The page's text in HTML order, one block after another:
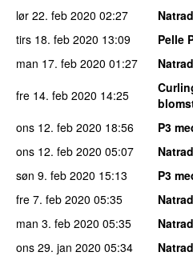
lør 22. feb 2020 02:27
tirs 18. feb 2020 13:09
Pelle
man 17. feb 2020 01:27
fre 14. feb 2020 14:25
ons 12. feb 2020 18:56
P3
ons 12. feb 2020 05:07
søn 9. feb 2020 15:13
P3
fre 7. feb 2020 05:35
man 3. feb 2020 05:35
ons 29. jan 2020 05:34